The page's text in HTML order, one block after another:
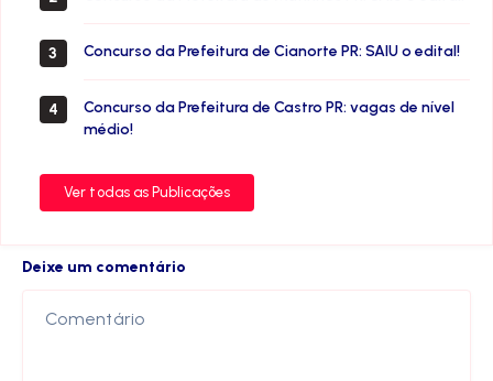
3 Concurso da Prefeitura de Cianorte PR: SAIU o edital!
4
Concurso da Prefeitura de Castro PR: vagas de nível
médio!
Ver todas as Publicações
Deixe um comentário